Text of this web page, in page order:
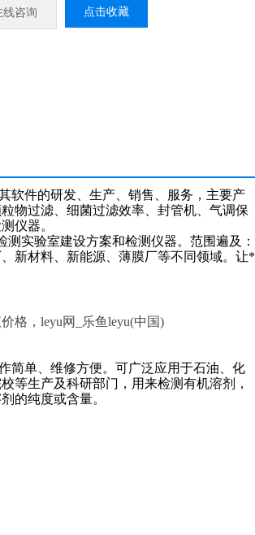
线咨询 点击收藏
软件的研发、生产、销售、服务，主要产
粒物过滤、细菌过滤效率、封管机、气调保
仪器。
实验室建设方案和检测仪器。范围遍及：
新材料、新能源、薄膜厂等不同领域。让*
格 ， leyu网_乐鱼leyu(中国)
简单、维修方便。可广泛应用于石油、化
等生产及科研部门，用来检测有机溶剂，
的纯度或含量。